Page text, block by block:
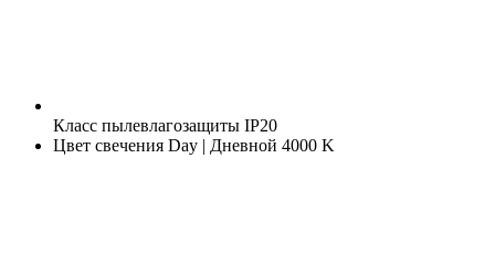
Класс пылевлагозащиты IP20
Цвет свечения Day | Дневной 4000 K